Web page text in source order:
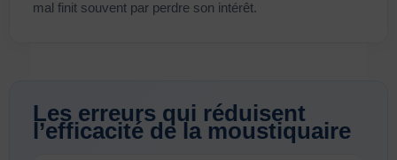
mal finit souvent par perdre son intérêt.
Les erreurs qui réduisent
l’efficacité de la moustiquaire